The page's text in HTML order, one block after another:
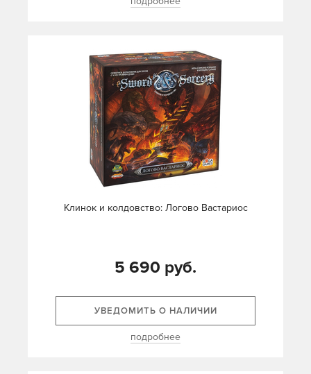
Клинок и колдовство: Логово Вастариос
5 690 руб.
УВЕДОМИТЬ О НАЛИЧИИ
подробнее